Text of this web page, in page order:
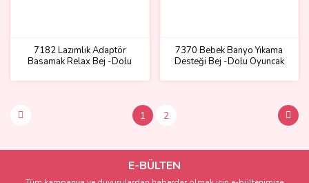
7182 Lazımlık Adaptör
Basamak Relax Bej -Dolu
7370 Bebek Banyo Yıkama
Desteği Bej -Dolu Oyuncak
1 2
E-BÜLTEN